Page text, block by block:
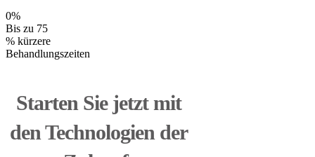
0%
Bis zu 75
% kürzere
Behandlungszeiten
Starten Sie jetzt mit
den Technologien der